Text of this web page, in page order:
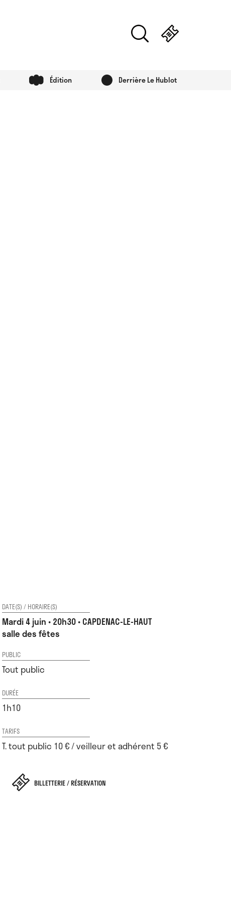
Édition Derrière Le Hublot
DATE(S) / HORAIRE(S)
Mardi 4 juin • 20h30 • CAPDENAC-LE-HAUT
salle des fêtes
PUBLIC
Tout public
DURÉE
1h10
TARIFS
T. tout public 10 € / veilleur et adhérent 5 €
BILLETTERIE / RÉSERVATION